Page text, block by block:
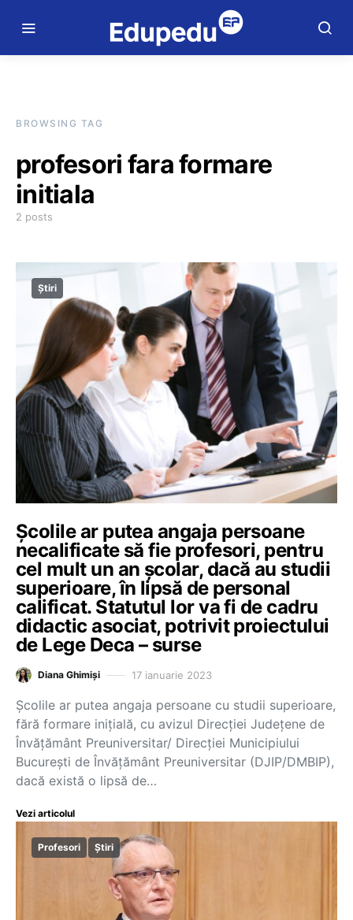
BROWSING TAG
profesori fara formare
initiala
2 posts
Știri
Școlile ar putea angaja persoane
necalificate să fie profesori, pentru
cel mult un an școlar, dacă au studii
superioare, în lipsă de personal
calificat. Statutul lor va fi de cadru
didactic asociat, potrivit proiectului
de Lege Deca – surse
Diana Ghimiși 17 ianuarie 2023
Școlile ar putea angaja persoane cu studii superioare,
fără formare inițială, cu avizul Direcţiei Judeţene de
Învăţământ Preuniversitar/ Direcţiei Municipiului
Bucureşti de Învăţământ Preuniversitar (DJIP/DMBIP),
dacă există o lipsă de…
Vezi articolul
Profesori Știri